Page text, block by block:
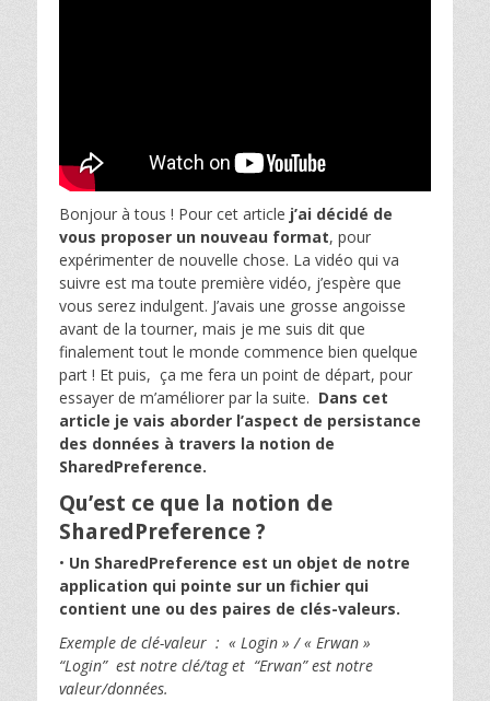
Bonjour à tous ! Pour cet article j’ai décidé de
vous proposer un nouveau format, pour
expérimenter de nouvelle chose. La vidéo qui va
suivre est ma toute première vidéo, j’espère que
vous serez indulgent. J’avais une grosse angoisse
avant de la tourner, mais je me suis dit que
finalement tout le monde commence bien quelque
part ! Et puis, ça me fera un point de départ, pour
essayer de m’améliorer par la suite. Dans cet
article je vais aborder l’aspect de persistance
des données à travers la notion de
SharedPreference.
Qu’est ce que la notion de
SharedPreference ?
• Un SharedPreference est un objet de notre
application qui pointe sur un fichier qui
contient une ou des paires de clés-valeurs.
Exemple de clé-valeur : « Login » / « Erwan »
“Login” est notre clé/tag et “Erwan” est notre
valeur/données.